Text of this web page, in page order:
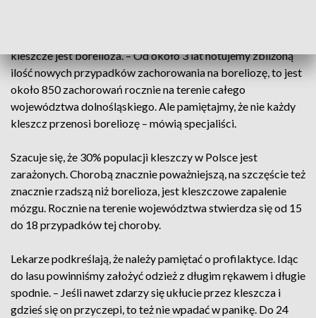
kleszcze jest borelioza. – Od około 3 lat notujemy zbliżoną
ilość nowych przypadków zachorowania na boreliozę, to jest
około 850 zachorowań rocznie na terenie całego
województwa dolnośląskiego. Ale pamiętajmy, że nie każdy
kleszcz przenosi boreliozę – mówią specjaliści.
Szacuje się, że 30% populacji kleszczy w Polsce jest
zarażonych. Chorobą znacznie poważniejszą, na szczęście też
znacznie rzadszą niż borelioza, jest kleszczowe zapalenie
mózgu. Rocznie na terenie województwa stwierdza się od 15
do 18 przypadków tej choroby.
Lekarze podkreślają, że należy pamiętać o profilaktyce. Idąc
do lasu powinniśmy założyć odzież z długim rękawem i długie
spodnie. – Jeśli nawet zdarzy się ukłucie przez kleszcza i
gdzieś się on przyczepi, to też nie wpadać w panikę. Do 24